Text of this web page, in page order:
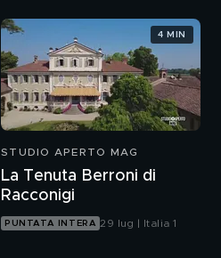
STUDIO APERTO MAG
La Tenuta Berroni di
Racconigi
PUNTATA INTERA 29 lug | Italia 1
4 MIN